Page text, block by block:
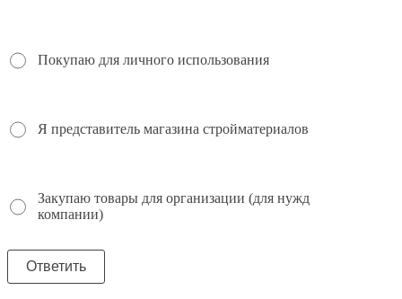
Покупаю для личного использования
Я представитель магазина стройматериалов
Закупаю товары для организации (для нужд
компании)